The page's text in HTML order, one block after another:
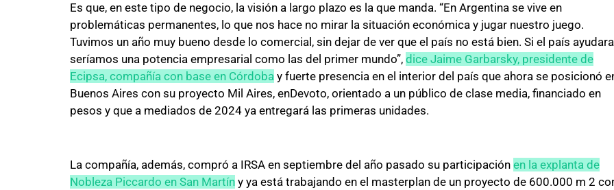
Es que, en este tipo de negocio, la visión a largo plazo es la que manda. “En Argentina se vive en
problemáticas permanentes, lo que nos hace no mirar la situación económica y jugar nuestro juego.
Tuvimos un año muy bueno desde lo comercial, sin dejar de ver que el país no está bien. Si el país
seríamos una potencia empresarial como las del primer mundo”, dice Jaime Garbarsky, presidente de
Ecipsa, compañía con base en Córdoba y fuerte presencia en el interior del país que ahora se posicionó
Buenos Aires con su proyecto Mil Aires, enDevoto, orientado a un público de clase media, financiado en
pesos y que a mediados de 2024 ya entregará las primeras unidades.
La compañía, además, compró a IRSA en septiembre del año pasado su participación en la explanta de
Nobleza Piccardo en San Martín y ya está trabajando en el masterplan de un proyecto de 600.000 m 2